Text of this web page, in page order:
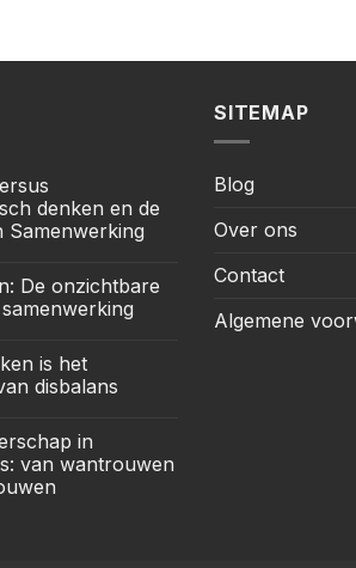
denken en de
Samenwerking
De onzichtbare
is het
disbalans
in
van wantrouwen
SITEMAP
Blog
Over ons
Contact
Algemene